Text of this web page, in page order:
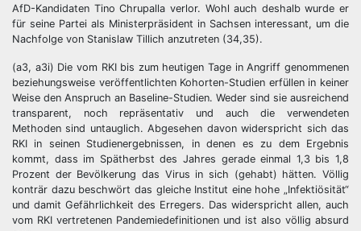
AfD-Kandidaten Tino Chrupalla verlor. Wohl auch deshalb wurde er
für seine Partei als Ministerpräsident in Sachsen interessant, um die
Nachfolge von Stanislaw Tillich anzutreten (34,35).
(a3, a3i) Die vom RKI bis zum heutigen Tage in Angriff genommenen
beziehungsweise veröffentlichten Kohorten-Studien erfüllen in keiner
Weise den Anspruch an Baseline-Studien. Weder sind sie ausreichend
transparent, noch repräsentativ und auch die verwendeten
Methoden sind untauglich. Abgesehen davon widerspricht sich das
RKI in seinen Studienergebnissen, in denen es zu dem Ergebnis
kommt, dass im Spätherbst des Jahres gerade einmal 1,3 bis 1,8
Prozent der Bevölkerung das Virus in sich (gehabt) hätten. Völlig
konträr dazu beschwört das gleiche Institut eine hohe „Infektiösität“
und damit Gefährlichkeit des Erregers. Das widerspricht allen, auch
vom RKI vertretenen Pandemiedefinitionen und ist also völlig absurd